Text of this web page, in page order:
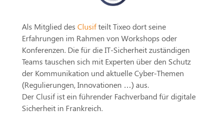
Als Mitglied des Clusifteilt Tixeo dort seine
Erfahrungen im Rahmen von Workshops oder
Konferenzen. Die für die IT-Sicherheit zuständigen
Teams tauschen sich mit Experten über den Schutz
der Kommunikation und aktuelle Cyber-Themen
(Regulierungen, Innovationen …) aus.
Der Clusif ist ein führender Fachverband für digitale
Sicherheit in Frankreich.